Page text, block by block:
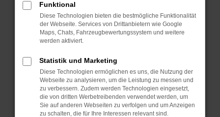
Fenster?
Starte dein Gerät neu.
Das kann manchmal helfen, vorübergehende
Probleme zu beheben.
Stelle sicher, dass dein Browser und dein
Betriebssystem auf dem neuesten Stand
sind.
Veraltete Software birgt nicht nur ein
Sicherheitsrisiko, sondern kann auch dazu
führen, dass bestimmte Funktionen nicht mehr
Funktional
Diese Technologien bieten die bestmögliche Funktionalität
der Webseite. Services von Drittanbietern wie Google
Maps, Chats, Fahrzeugbewertungssystem und weitere
werden aktiviert.
Statistik und Marketing
Diese Technologien ermöglichen es uns, die Nutzung der
Webseite zu analysieren, um die Leistung zu messen und
zu verbessern. Zudem werden Technologien eingesetzt,
die von dritten Werbetreibenden verwendet werden, um
Sie auf anderen Webseiten zu verfolgen und um Anzeigen
zu schalten, die für Ihre Interessen relevant sind.